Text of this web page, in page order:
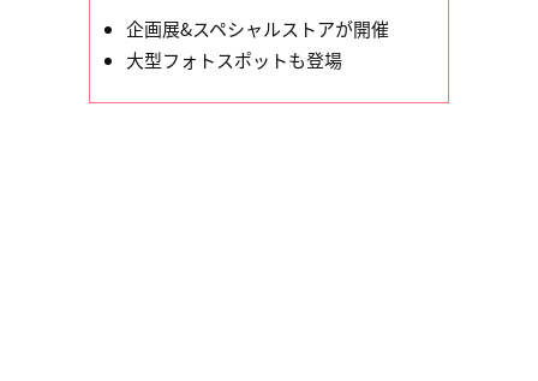
企画展&スペシャルストアが開催
大型フォトスポットも登場